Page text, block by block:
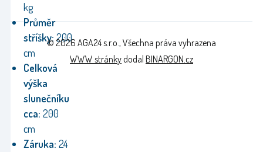
kg
Průměr
stříšky: 200
cm
Celková
výška
slunečníku
cca: 200
cm
Záruka: 24
© 2026 AGA24 s.r.o., Všechna práva vyhrazena
WWW stránkydodal BINARGON.cz